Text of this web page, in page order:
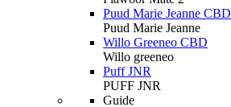
Puud Marie Jeanne CBD
Puud Marie Jeanne
Willo Greeneo CBD
Willo greeneo
Puff JNR
PUFF JNR
Guide